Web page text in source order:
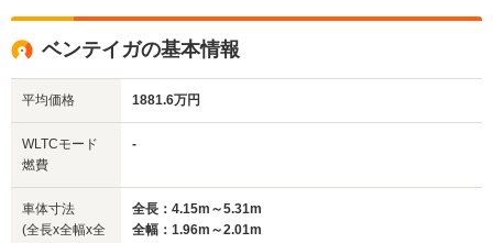
燃費
駆動方式
ベンテイガの基本情報
平均価格 1881.6万円
WLTCモード
燃費
-
車体寸法
(全長x全幅x全
全長：4.15m～5.31m
全幅：1.96m～2.01m